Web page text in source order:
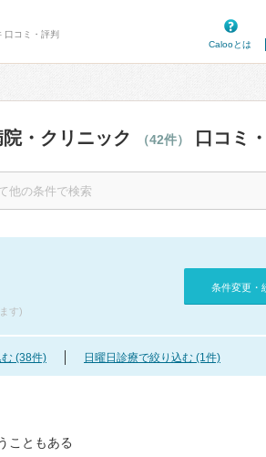
口コミ・評判
Calooとは
・クリニック （42件） 口コミ
す)
条件変更・
(38件) 日曜日診療で絞り込む (1件)
こともある